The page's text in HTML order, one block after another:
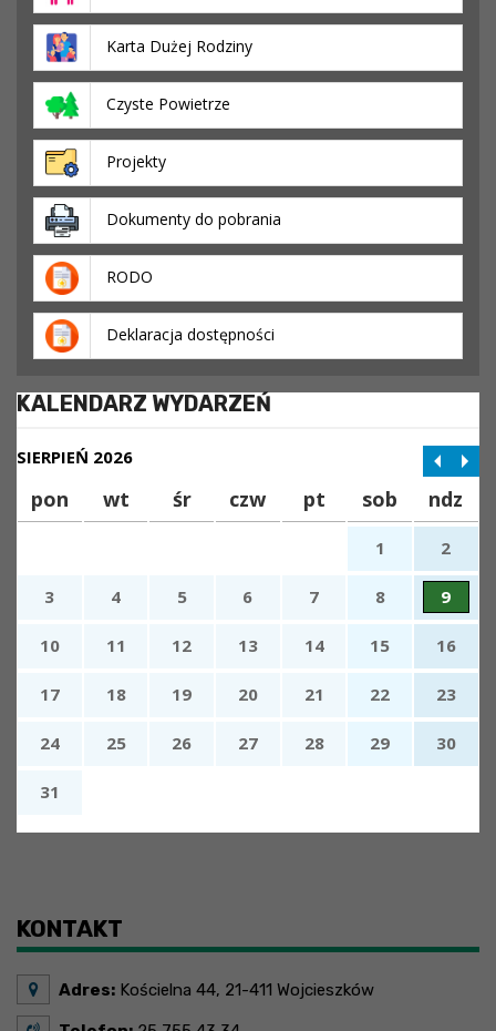
Karta Dużej Rodziny
Czyste Powietrze
Projekty
Dokumenty do pobrania
RODO
Deklaracja dostępności
KALENDARZ WYDARZEŃ
SIERPIEŃ 2026
pon wt śr czw pt sob ndz
1 2
3 4 5 6 7 8 9
10 11 12 13 14 15 16
17 18 19 20 21 22 23
24 25 26 27 28 29 30
31
KONTAKT
Adres: Kościelna 44, 21-411 Wojcieszków